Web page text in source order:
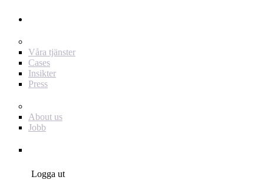
Våra tjänster
Cases
Insikter
Press
About us
Jobb
Logga ut